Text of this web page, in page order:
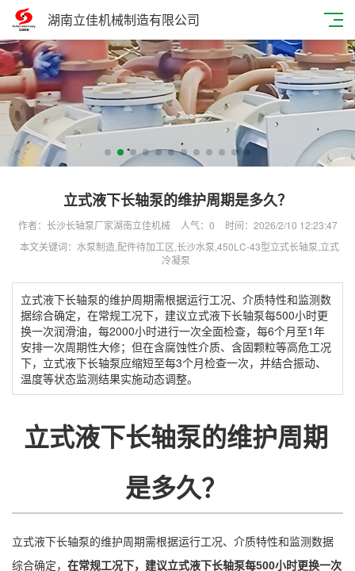
湖南立佳机械制造有限公司
立式液下长轴泵的维护周期是多久？
作者：长沙长轴泵厂家湖南立佳机械 人气： 0
时间：2026/2/10 12:23:47
本文关键词：水泵制造,配件待加工区,长沙水泵,450LC-43型立式长轴泵,立式
冷凝泵
立式液下长轴泵的维护周期需根据运行工况、介质特性和监测数
据综合确定，‌在常规工况下，建议立式液下长轴泵每500小时更
换一次润滑油，每2000小时进行一次全面检查，每6个月至1年
安排一次周期性大修；但在含腐蚀性介质、含固颗粒等高危工况
下，立式液下长轴泵应缩短至每3个月检查一次，并结合振动、
温度等状态监测结果实施动态调整‌。
立式液下长轴泵的维护周期
是多久？
立式液下长轴泵 的维护周期需根据运行工况、介质特性和监测数据
综合确定，‌ 在常规工况下，建议立式液下长轴泵每500小时更换一次